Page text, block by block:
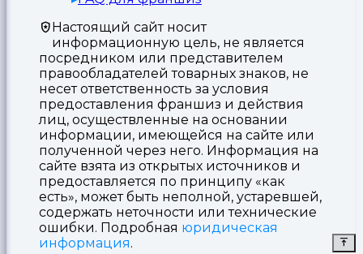
Настоящий сайт носит
информационную цель, не является
посредником или представителем
правообладателей товарных знаков, не
несет ответственность за условия
предоставления франшиз и действия
лиц, осуществленные на основании
информации, имеющейся на сайте или
полученной через него. Информация на
сайте взята из открытых источников и
предоставляется по принципу «как
есть», может быть неполной, устаревшей,
содержать неточности или технические
ошибки. Подробная юридическая
информация.